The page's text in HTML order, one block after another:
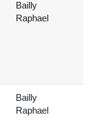
Bailly
Raphael
Bailly
Raphael